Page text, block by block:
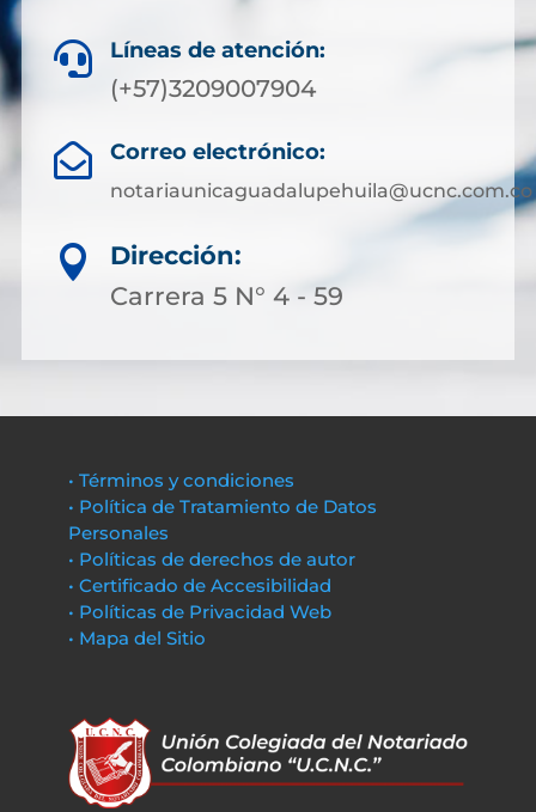
 Líneas de atención:
(+57)3209007904
 Correo electrónico:
notariaunicaguadalupehuila@ucnc.com.co

Dirección:
Carrera 5 N° 4 - 59
• Términos y condiciones
• Política de Tratamiento de Datos
Personales
• Políticas de derechos de autor
• Certificado de Accesibilidad
• Políticas de Privacidad Web
• Mapa del Sitio